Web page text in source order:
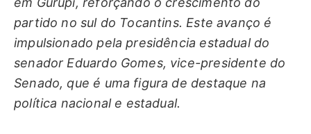
partido no sul do Tocantins. Este avanço é
impulsionado pela presidência estadual do
senador Eduardo Gomes, vice-presidente do
Senado, que é uma figura de destaque na
política nacional e estadual.